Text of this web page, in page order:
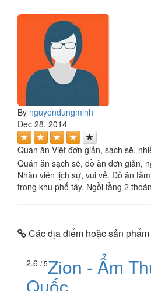
By nguyendungminh
Dec 28, 2014
Quán ăn Việt đơn giản, sạch sẽ,
Quán ăn sạch sẽ, đồ ăn đơn giản,
Nhân viên lịch sự, vui vẻ. Đồ ăn
trong khu phố tây. Ngồi tầng 2
Các địa điểm hoặc sản
2.6 / 5Zion - Ẩm
Quốc